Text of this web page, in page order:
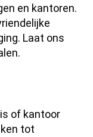
en kantoren.
Laat ons
of kantoor
tot